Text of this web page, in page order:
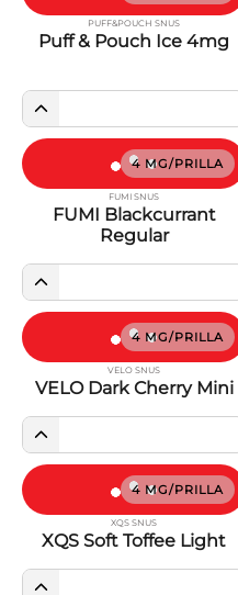
PUFF&POUCH SNUS
Puff & Pouch Ice 4mg
4 MG/PRILLA
FUMI SNUS
FUMI Blackcurrant
Regular
4 MG/PRILLA
VELO SNUS
VELO Dark Cherry Mini
4 MG/PRILLA
XQS SNUS
XQS Soft Toffee Light